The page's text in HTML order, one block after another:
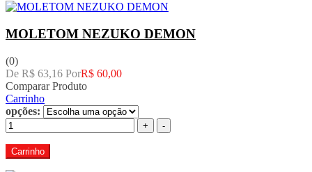
MOLETOM NEZUKO DEMON
(0)
De R$ 63,16 PorR$ 60,00
Comparar Produto
Carrinho
opções:
+ -
Carrinho